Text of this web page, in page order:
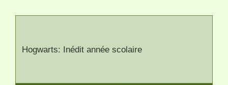
Hogwarts: Inédit année scolaire